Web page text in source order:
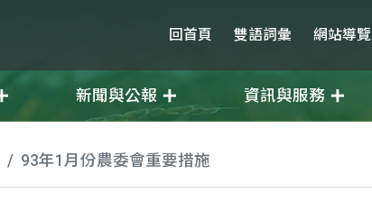
回首頁 雙語詞彙 網站導覽
新聞與公報 資訊與服務
93年1月份農委會重要措施